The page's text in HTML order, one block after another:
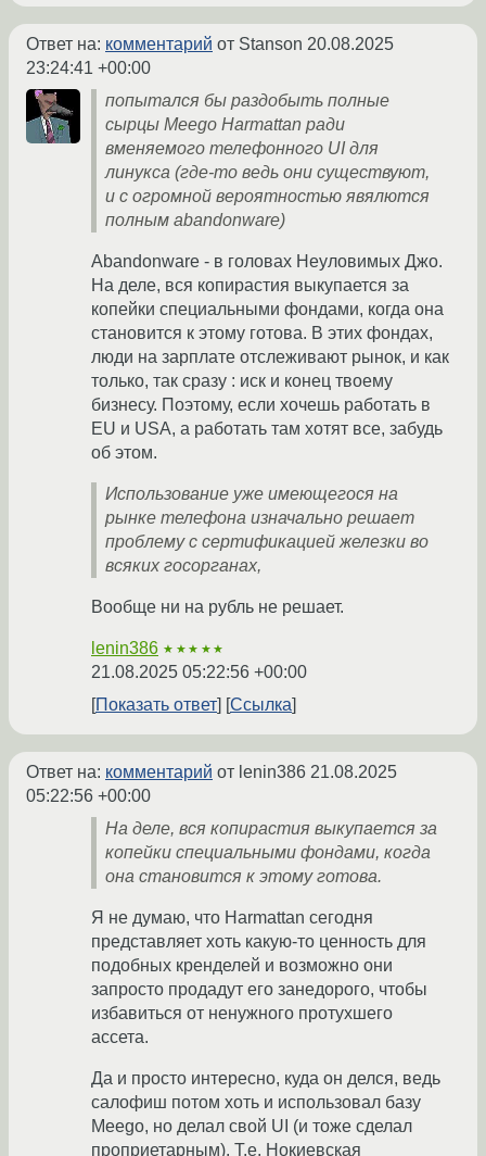
Ответ на: комментарий от Stanson 20.08.2025
23:24:41 +00:00
попытался бы раздобыть полные
сырцы Meego Harmattan ради
вменяемого телефонного UI для
линукса (где-то ведь они существуют,
и с огромной вероятностью явялются
полным abandonware)
Abandonware - в головах Неуловимых Джо.
На деле, вся копирастия выкупается за
копейки специальными фондами, когда она
становится к этому готова. В этих фондах,
люди на зарплате отслеживают рынок, и как
только, так сразу : иск и конец твоему
бизнесу. Поэтому, если хочешь работать в
EU и USA, а работать там хотят все, забудь
об этом.
Использование уже имеющегося на
рынке телефона изначально решает
проблему с сертификацией железки во
всяких госорганах,
Вообще ни на рубль не решает.
lenin386 ★★★★★
21.08.2025 05:22:56 +00:00
Показать ответ
Ссылка
Ответ на: комментарий от lenin386 21.08.2025
05:22:56 +00:00
На деле, вся копирастия выкупается за
копейки специальными фондами, когда
она становится к этому готова.
Я не думаю, что Harmattan сегодня
представляет хоть какую-то ценность для
подобных кренделей и возможно они
запросто продадут его занедорого, чтобы
избавиться от ненужного протухшего
ассета.
Да и просто интересно, куда он делся, ведь
салофиш потом хоть и использовал базу
Meego, но делал свой UI (и тоже сделал
проприетарным). Т.е. Нокиевская